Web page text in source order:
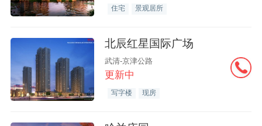
住宅 景观居所
北辰红星国际广场
武清-京津公路
更新中
写字楼 现房